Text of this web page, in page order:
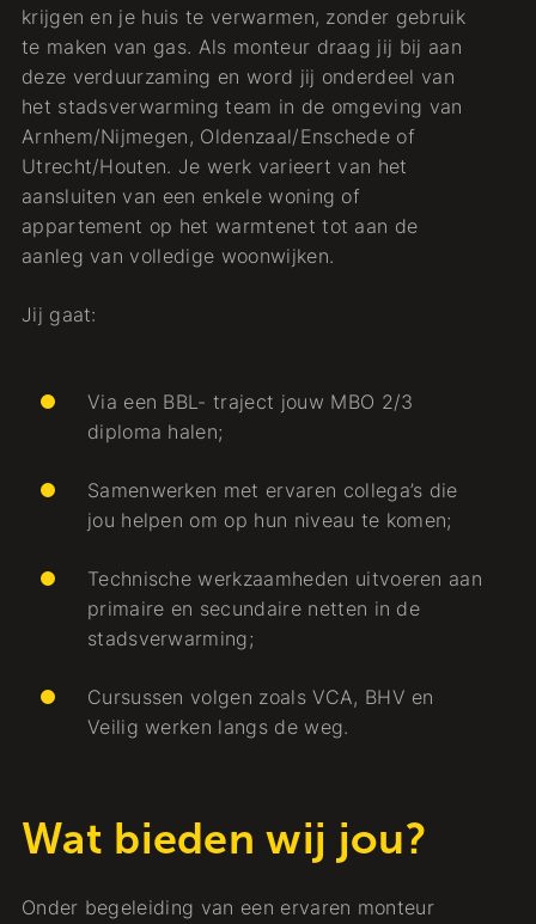
krijgen en je huis te verwarmen, zonder gebruik
te maken van gas. Als monteur draag jij bij aan
deze verduurzaming en word jij onderdeel van
het stadsverwarming team in de omgeving van
Arnhem/Nijmegen, Oldenzaal/Enschede of
Utrecht/Houten. Je werk varieert van het
aansluiten van een enkele woning of
appartement op het warmtenet tot aan de
aanleg van volledige woonwijken.
Jij gaat:
Via een BBL- traject jouw MBO 2/3
diploma halen;
Samenwerken met ervaren collega’s die
jou helpen om op hun niveau te komen;
Technische werkzaamheden uitvoeren aan
primaire en secundaire netten in de
stadsverwarming;
Cursussen volgen zoals VCA, BHV en
Veilig werken langs de weg.
Wat bieden wij jou?
Onder begeleiding van een ervaren monteur